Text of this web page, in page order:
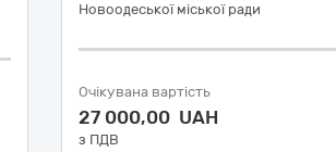
Новоодеської міської ради
Очікувана вартість
27 000,00 UAH
з ПДВ